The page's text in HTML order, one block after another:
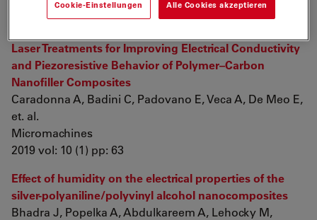
2019 pp: 1-12
Laser Treatments for Improving Electrical Conductivity
and Piezoresistive Behavior of Polymer–Carbon
Nanofiller Composites
Caradonna A, Badini C, Padovano E, Veca A, De Meo E,
et. al.
Micromachines
2019 vol: 10 (1) pp: 63
Effect of humidity on the electrical properties of the
silver-polyaniline/polyvinyl alcohol nanocomposites
Bhadra J, Popelka A, Abdulkareem A, Lehocky M,
Cookie-Einstellungen Alle Cookies akzeptieren